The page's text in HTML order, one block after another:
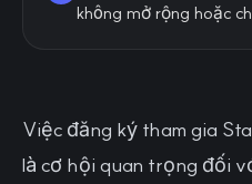
không mở rộng hoặc
Việc đăng ký tham gia
là cơ hội quan trọng đối